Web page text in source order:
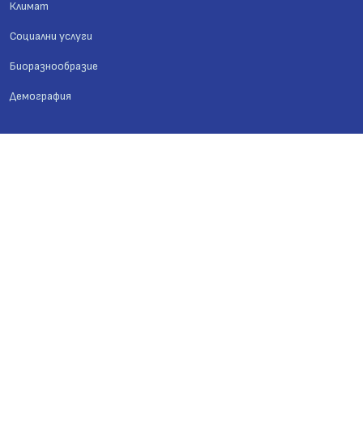
Климат
Социални услуги
Биоразнообразие
Демография